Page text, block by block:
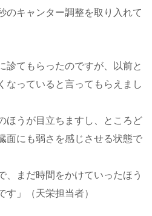
のキャンター調整を取り入れて
診てもらったのですが、以前と
なっていると言ってもらえまし
ほうが目立ちますし、ところど
面にも弱さを感じさせる状態で
、まだ時間をかけていったほう
す」（天栄担当者）